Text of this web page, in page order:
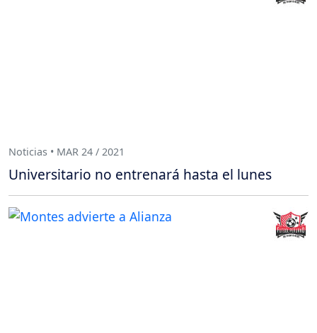
Noticias • MAR 24 / 2021
Universitario no entrenará hasta el lunes